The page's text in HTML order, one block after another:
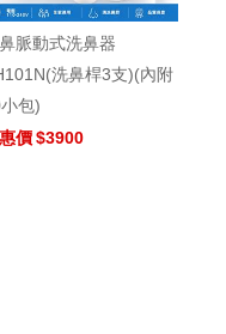
脈動式洗鼻器
洗鼻桿3支)(內附
包)
價 $3900